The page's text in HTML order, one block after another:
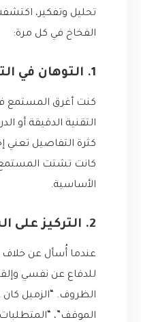
تحليل وتفكير،
الفخاخ في كل مرة:
1. التوهان في التفاصيل غير المهمة
كنت أغرق المستمع
التقنية الدقيقة أو
كثرة التفاصيل تعني
كانت تشتت
الأساسية.
2. التركيز على السلبية واللوم
عندما أُسأل عن خلاف
للدفاع عن نفسي
الظروف. “الزميل كان
الموقف”،